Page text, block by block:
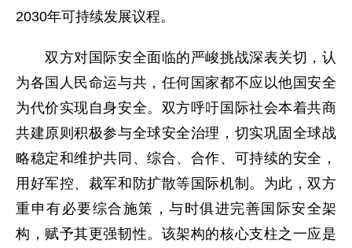
2030年可持续发展议程。
双方对国际安全面临的严峻挑战深表关切，认
为各国人民命运与共，任何国家都不应以他国安全
为代价实现自身安全。双方呼吁国际社会本着共商
共建原则积极参与全球安全治理，切实巩固全球战
略稳定和维护共同、综合、合作、可持续的安全，
用好军控、裁军和防扩散等国际机制。为此，双方
重申有必要综合施策，与时俱进完善国际安全架
构，赋予其更强韧性。该架构的核心支柱之一应是